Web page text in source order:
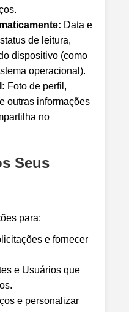
Data e
de leitura,
dispositivo (como
operacional).
Foto de perfil,
outras informações
no
Seus
para:
e fornecer
e Usuários que
e personalizar